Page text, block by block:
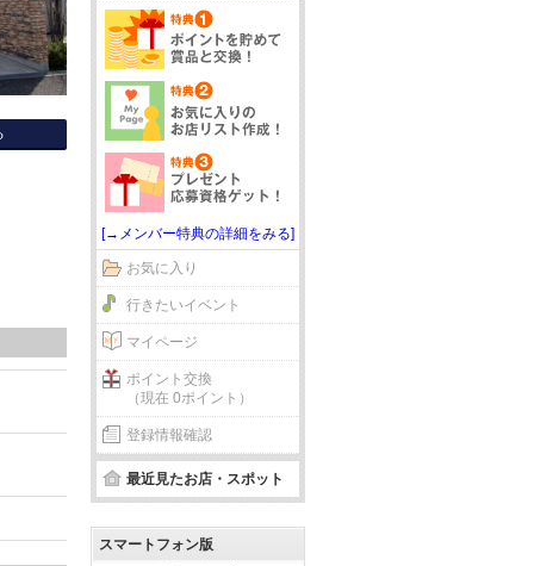
[→メンバー特典の詳細をみる]
お気に入り
行きたいイベント
マイページ
ポイント交換
（現在 0ポイント）
登録情報確認
最近見たお店・スポット
スマートフォン版